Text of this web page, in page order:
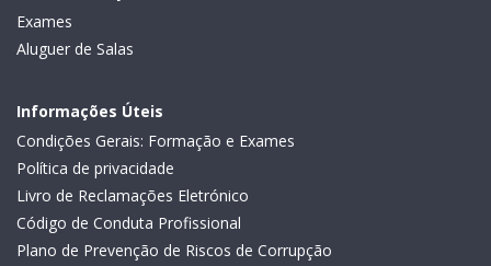
Exames
Aluguer de Salas
Informações Úteis
Condições Gerais: Formação e Exames
Política de privacidade
Livro de Reclamações Eletrónico
Código de Conduta Profissional
Plano de Prevenção de Riscos de Corrupção